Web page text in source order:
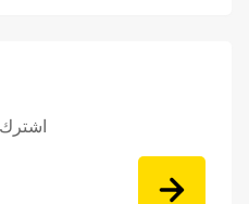
اشترك